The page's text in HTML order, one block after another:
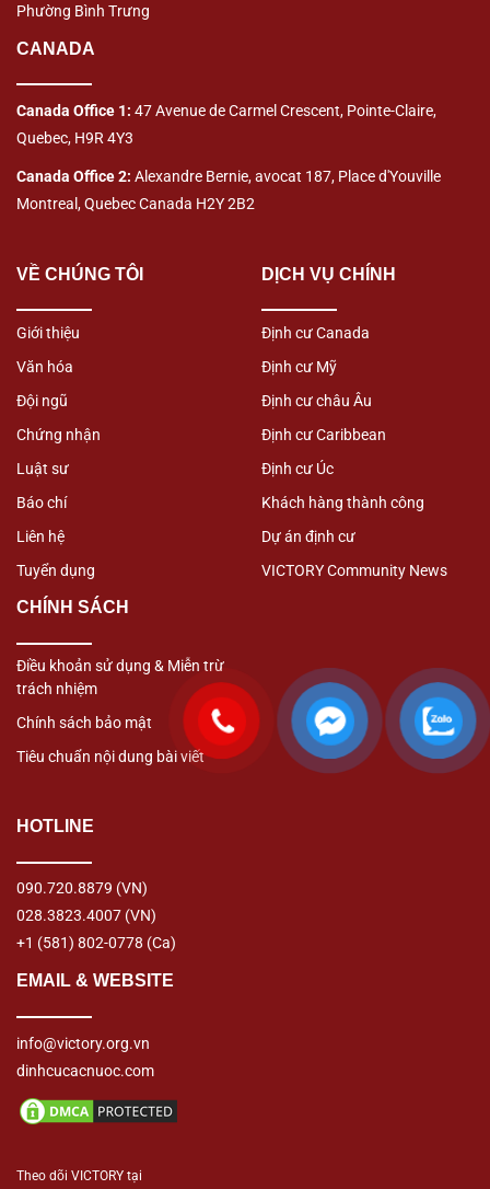
Phường Bình Trưng
CANADA
Canada Office 1: 47 Avenue de Carmel Crescent, Pointe-Claire,
Quebec, H9R 4Y3
Canada Office 2: Alexandre Bernie, avocat 187, Place d'Youville
Montreal, Quebec Canada H2Y 2B2
VỀ CHÚNG TÔI
Giới thiệu
Văn hóa
Đội ngũ
Chứng nhận
Luật sư
Báo chí
Liên hệ
Tuyển dụng
CHÍNH SÁCH
Điều khoản sử dụng & Miễn trừ
trách nhiệm
Chính sách bảo mật
Tiêu chuẩn nội dung bài viết
DỊCH VỤ CHÍNH
Định cư Canada
Định cư Mỹ
Định cư châu Âu
Định cư Caribbean
Định cư Úc
Khách hàng thành công
Dự án định cư
VICTORY Community News
HOTLINE
090.720.8879 (VN)
028.3823.4007 (VN)
+1 (581) 802-0778 (Ca)
EMAIL & WEBSITE
info@victory.org.vn
dinhcucacnuoc.com
Theo dõi VICTORY tại